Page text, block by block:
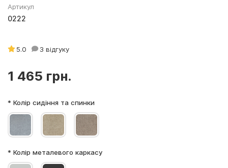
Артикул
0222
5.0 3 відгуку
1 465 грн.
* Колір сидіння та спинки
* Колір металевого каркасу